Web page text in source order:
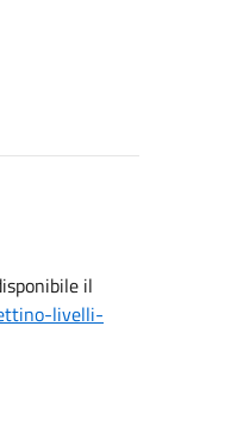
il
livelli-